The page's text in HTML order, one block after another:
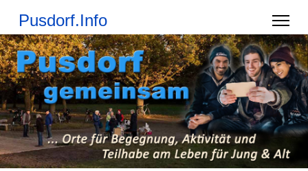
Pusdorf.Info